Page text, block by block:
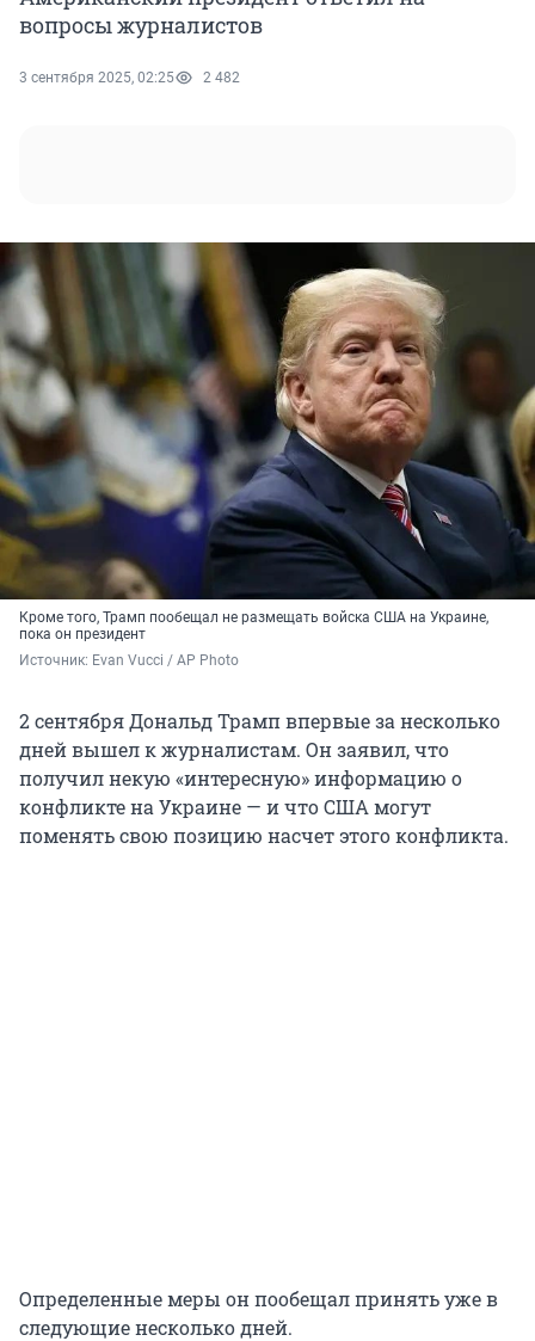
вопросы журналистов
3 сентября 2025, 02:25 2 482
Кроме того, Трамп пообещал не размещать войска США на Украине,
пока он президент
Источник: Evan Vucci / AP Photo
2 сентября Дональд Трамп впервые за несколько
дней вышел к журналистам. Он заявил, что
получил некую «интересную» информацию о
конфликте на Украине — и что США могут
поменять свою позицию насчет этого конфликта.
Определенные меры он пообещал принять уже в
следующие несколько дней.